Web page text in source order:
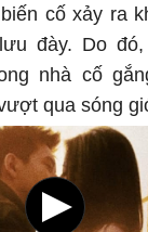
cố xảy ra
đày. Do
nhà cố
qua sóng